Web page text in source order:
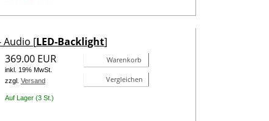
Audio [LED-Backlight]
369.00 EUR
inkl. 19% MwSt.
zzgl. Versand
Auf Lager (3 St.)
Warenkorb
Vergleichen